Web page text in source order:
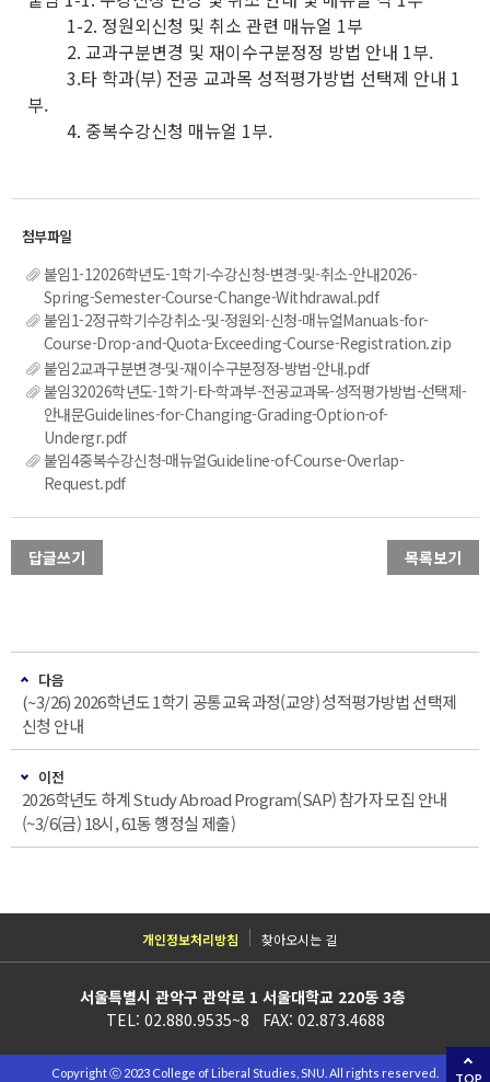
1-2. 정원외신청 및 취소 관련 매뉴얼 1부
2. 교과구분변경 및 재이수구분정정 방법 안내 1부.
3.타 학과(부) 전공 교과목 성적평가방법 선택제 안내 1
부.
4. 중복수강신청 매뉴얼 1부.
붙임1-12026학년도-1학기-수강신청-변경-및-취소-안내2026-
Spring-Semester-Course-Change-Withdrawal.pdf
붙임1-2정규학기수강취소-및-정원외-신청-매뉴얼Manuals-for-
Course-Drop-and-Quota-Exceeding-Course-Registration.zip
붙임2교과구분변경-및-재이수구분정정-방법-안내.pdf
붙임32026학년도-1학기-타-학과부-전공교과목-성적평가방법-선택제-
안내문Guidelines-for-Changing-Grading-Option-of-
Undergr.pdf
붙임4중복수강신청-매뉴얼Guideline-of-Course-Overlap-
Request.pdf
답글쓰기 목록보기
다음
(~3/26) 2026학년도 1학기 공통교육과정(교양) 성적평가방법 선택제
신청 안내
이전
2026학년도 하계 Study Abroad Program(SAP) 참가자 모집 안내
(~3/6(금) 18시, 61동 행정실 제출)
TOP
개인정보처리방침 찾아오시는 길
서울특별시 관악구 관악로 1 서울대학교 220동 3층
TEL: 02.880.9535~8 FAX: 02.873.4688
Copyright ⓒ 2023 College of Liberal Studies, SNU. All rights reserved.